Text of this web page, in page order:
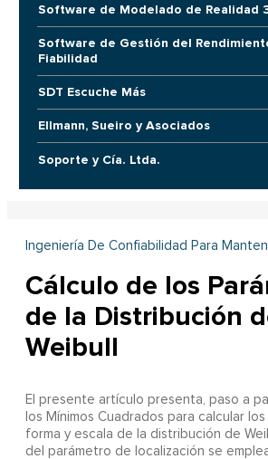
Software de Modelado de Realidad
Software de Gestión del
Fiabilidad
SDT Escuche Más
Ellmann, Sueiro y Asociados
Soporte y Cía. Ltda.
Ingeniería De Confiabilidad Para
Cálculo de los
de la Distribución
Weibull
El presente artículo presenta, paso a
los Mínimos Cuadrados para calcular
forma y escala de la distribución de
del parámetro de localización se